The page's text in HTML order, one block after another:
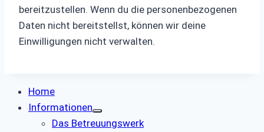
bereitzustellen. Wenn du die personenbezogenen
Daten nicht bereitstellst, können wir deine
Einwilligungen nicht verwalten.
Home
Informationen
Das Betreuungswerk